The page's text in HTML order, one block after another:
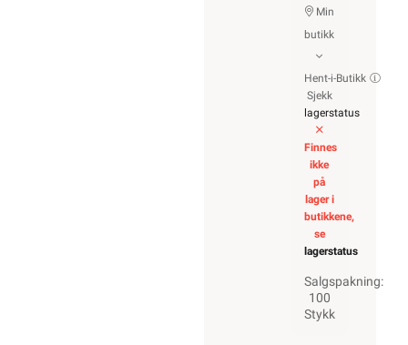
Min
butikk
Hent-i-Butikk
Sjekk
lagerstatus
Finnes
ikke
på
lager i
butikkene,
se
lagerstatus
Salgspakning:
100
Stykk